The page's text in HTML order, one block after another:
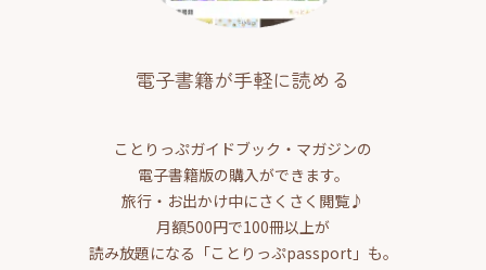
電子書籍が手軽に読める
ことりっぷガイドブック・マガジンの
電子書籍版の購入ができます。
旅行・お出かけ中にさくさく閲覧♪
月額500円で100冊以上が
読み放題になる「ことりっぷpassport」も。